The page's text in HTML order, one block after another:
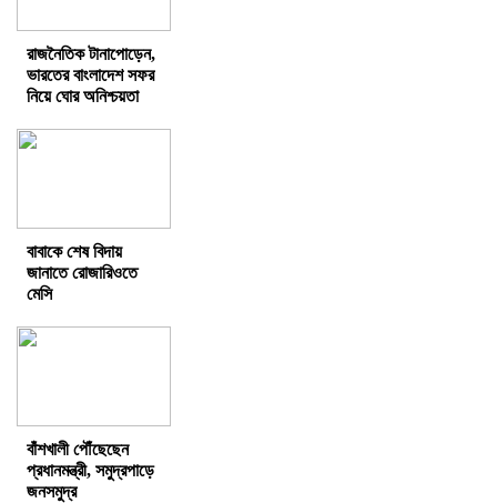
রাজনৈতিক টানাপোড়েন,
ভারতের বাংলাদেশ সফর
নিয়ে ঘোর অনিশ্চয়তা
বাবাকে শেষ বিদায়
জানাতে রোজারিওতে
মেসি
বাঁশখালী পৌঁছেছেন
প্রধানমন্ত্রী, সমুদ্রপাড়ে
জনসমুদ্র